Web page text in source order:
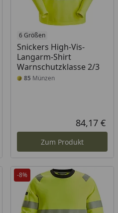
in ProzentPreis
Preis
6 Größen
Snickers High-Vis-
Langarm-Shirt
Warnschutzklasse 2/3
85 Münzen
84,17 €
Zum Produkt
-8%